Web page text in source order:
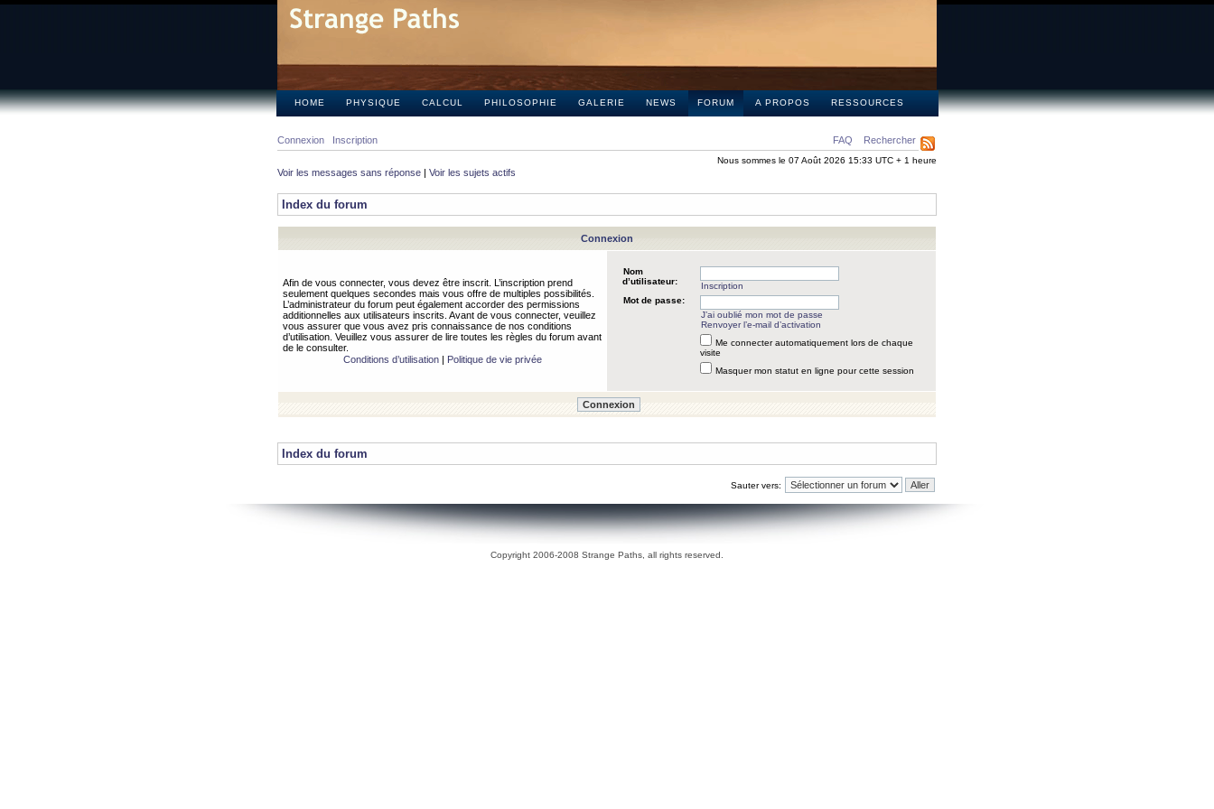
HOME PHYSIQUE CALCUL PHILOSOPHIE GALERIE NEWS FORUM A PROPOS RESSOURCES
FAQ Rechercher
Connexion Inscription
Nous sommes le 07 Août 2026 15:33 UTC + 1 heure
Voir les messages sans réponse | Voir les sujets actifs
Index du forum
Connexion
Afin de vous connecter, vous devez être inscrit. L’inscription prend
seulement quelques secondes mais vous offre de multiples possibilités.
L’administrateur du forum peut également accorder des permissions
additionnelles aux utilisateurs inscrits. Avant de vous connecter, veuillez
vous assurer que vous avez pris connaissance de nos conditions
d’utilisation. Veuillez vous assurer de lire toutes les règles du forum avant
de le consulter.
Conditions d’utilisation| Politique de vie privée
Nom
d’utilisateur:
Inscription
Mot de passe:
J’ai oublié mon mot de passe
Renvoyer l’e-mail d’activation
Me connecter automatiquement lors de chaque
visite
Masquer mon statut en ligne pour cette session
Index du forum
Sauter vers:
Copyright 2006-2008 Strange Paths, all rights reserved.